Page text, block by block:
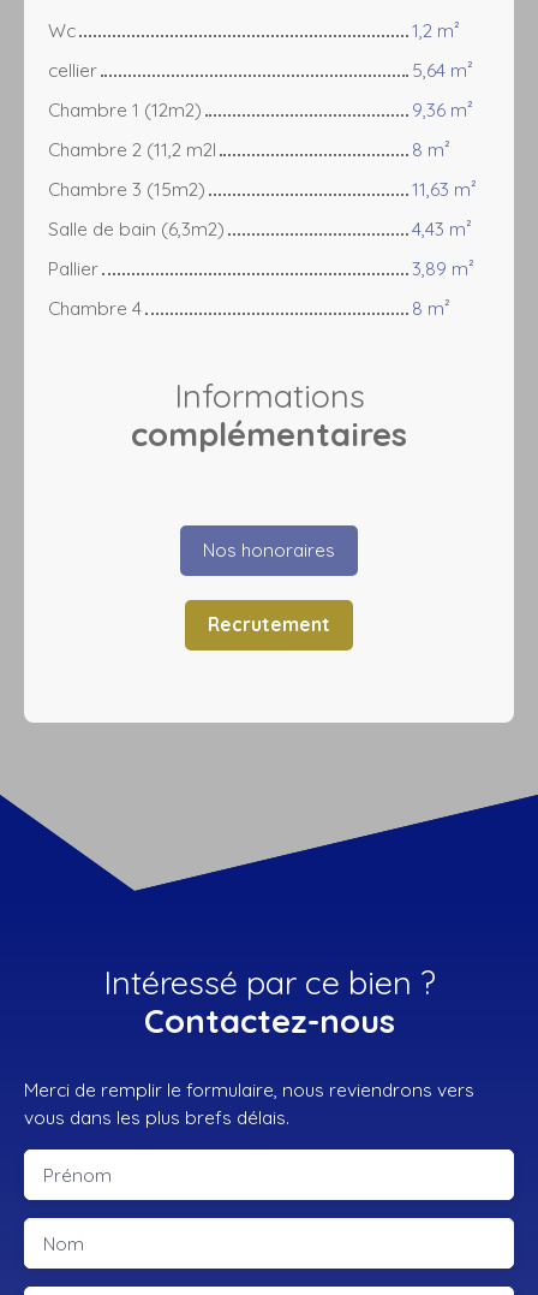
Wc
1,2 m²
cellier
5,64 m²
Chambre 1 (12m2)
9,36 m²
Chambre 2 (11,2 m2l
8 m²
Chambre 3 (15m2)
11,63 m²
Salle de bain (6,3m2)
4,43 m²
Pallier
3,89 m²
Chambre 4
8 m²
Informations
complémentaires
Nos honoraires
Recrutement
Intéressé par ce bien ?
Contactez-nous
Merci de remplir le formulaire, nous reviendrons vers
vous dans les plus brefs délais.
Prénom
Nom